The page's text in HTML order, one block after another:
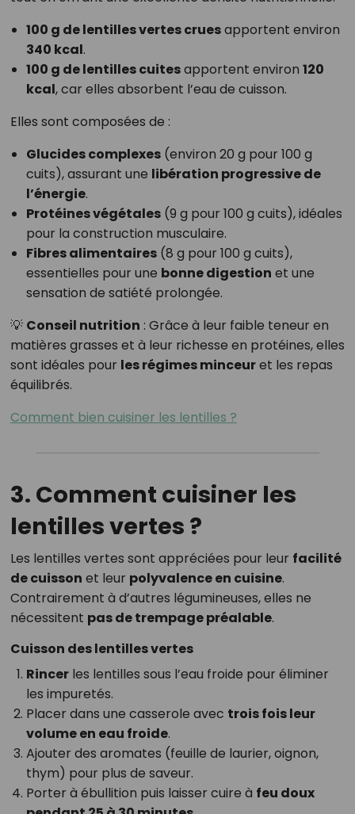
100 g de lentilles vertes cruesapportent environ
340 kcal.
100 g de lentilles cuitesapportent environ 120
kcal, car elles absorbent l’eau de cuisson.
Elles sont composées de :
Glucides complexes(environ 20 g pour 100 g
cuits), assurant une libération progressive de
l’énergie.
Protéines végétales(9 g pour 100 g cuits), idéales
pour la construction musculaire.
Fibres alimentaires(8 g pour 100 g cuits),
essentielles pour une bonne digestion et une
sensation de satiété prolongée.
💡 Conseil nutrition : Grâce à leur faible teneur en
matières grasses et à leur richesse en protéines, elles
sont idéales pour les régimes minceuret les repas
équilibrés.
Comment bien cuisiner les lentilles ?
3. Comment cuisiner les
lentilles vertes ?
Les lentilles vertes sont appréciées pour leur facilité
de cuisson et leur polyvalence en cuisine.
Contrairement à d’autres légumineuses, elles ne
nécessitent pas de trempage préalable.
Cuisson des lentilles vertes
Rincerles lentilles sous l’eau froide pour éliminer
les impuretés.
Placer dans une casserole avec trois fois leur
volume en eau froide.
Ajouter des aromates (feuille de laurier, oignon,
thym) pour plus de saveur.
Porter à ébullition puis laisser cuire à feu doux